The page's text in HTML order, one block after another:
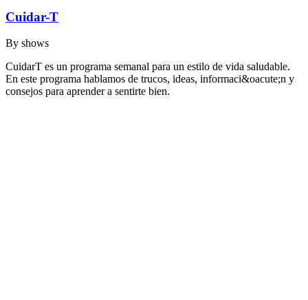
Cuidar-T
By shows
CuidarT es un programa semanal para un estilo de vida saludable.
En este programa hablamos de trucos, ideas, informaci&oacute;n y
consejos para aprender a sentirte bien.